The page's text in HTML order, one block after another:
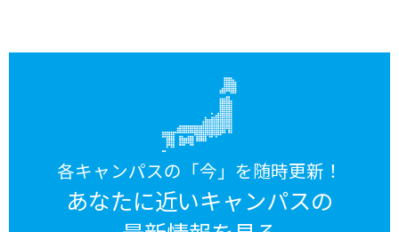
各キャンパスの「今」を随時更新！
あなたに近いキャンパスの